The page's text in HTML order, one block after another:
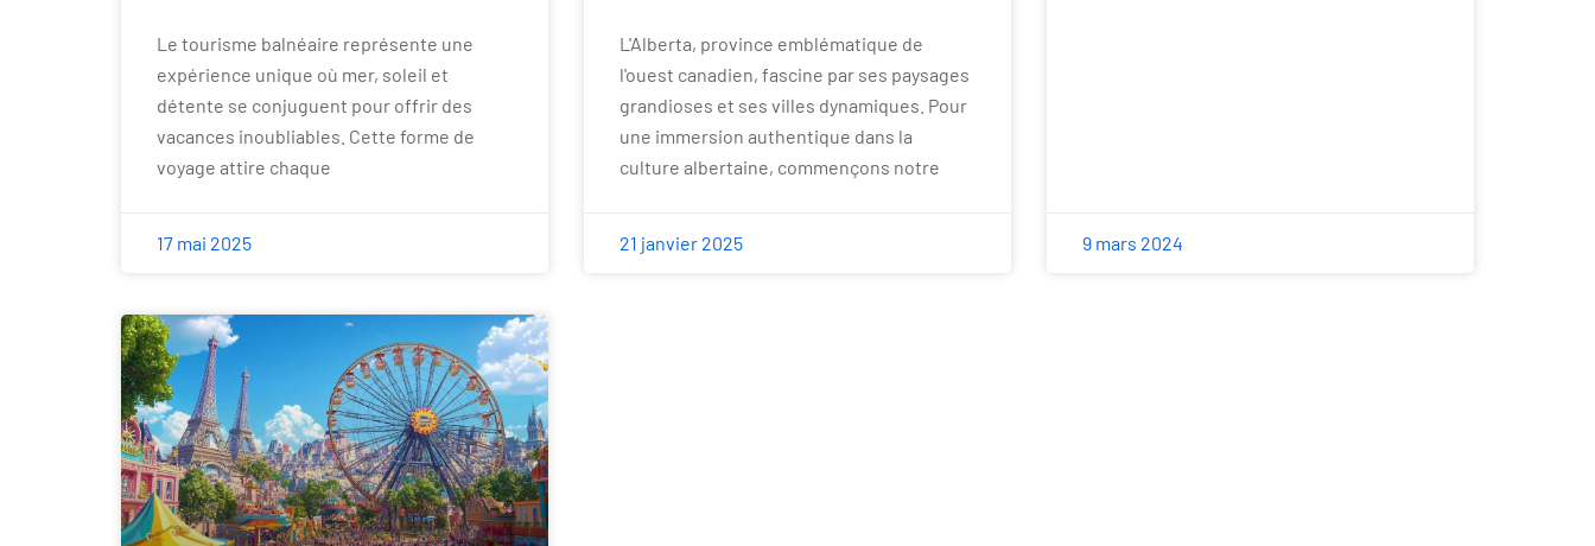
Le tourisme balnéaire représente une
expérience unique où mer, soleil et
détente se conjuguent pour offrir des
vacances inoubliables. Cette forme de
voyage attire chaque
17 mai 2025
L'Alberta, province emblématique de
l'ouest canadien, fascine par ses paysages
grandioses et ses villes dynamiques. Pour
une immersion authentique dans la
culture albertaine, commençons notre
21 janvier 2025 9 mars 2024